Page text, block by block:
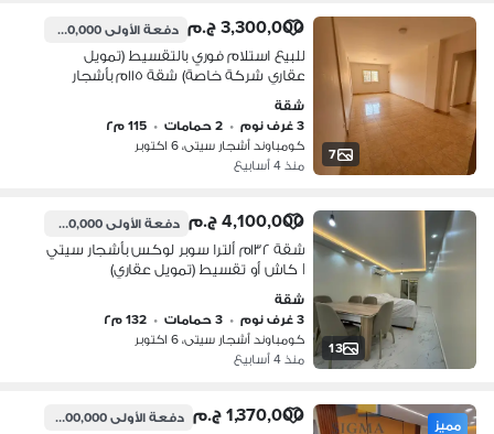
7
3,300,000 ج.م دفعة الأولى660,000 ج.م
للبيع استلام فوري بالتقسيط (تمويل
عقاري شركة خاصة) شقة ١١٥م بأشجار
سيتي - النادي اختياري
شقة
3 غرف نوم
• 2 حمامات • 115 م٢
كومباوند أشجار سيتى، 6 اكتوبر
منذ 4 أسابيع
13
4,100,000 ج.م دفعة الأولى820,000 ج.م
شقة ١٣٢م ألترا سوبر لوكس بأشجار سيتي
| كاش أو تقسيط (تمويل عقاري)
شقة
3 غرف نوم
• 3 حمامات • 132 م٢
كومباوند أشجار سيتى، 6 اكتوبر
منذ 4 أسابيع
مميز 1,370,000 ج.م دفعة الأولى400,000 ج.م